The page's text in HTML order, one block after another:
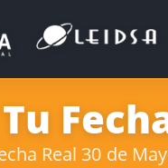
Real 30 de